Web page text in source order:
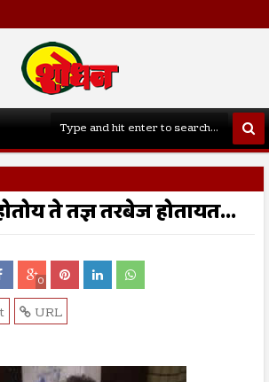
ते तज्ञ तरबेज होतायत...
0
URL